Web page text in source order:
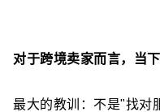
对于跨境卖家而言，当
最大的教训：不是"找对